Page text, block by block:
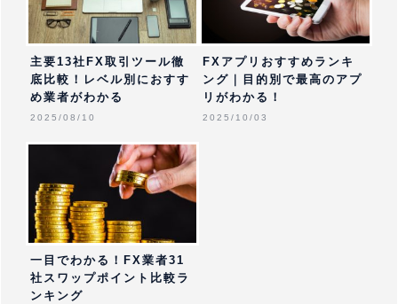
主要13社FX取引ツール徹
底比較！レベル別におすす
め業者がわかる
2025/08/10
FXアプリおすすめランキ
ング｜目的別で最高のアプ
リがわかる！
2025/10/03
一目でわかる！FX業者31
社スワップポイント比較ラ
ンキング